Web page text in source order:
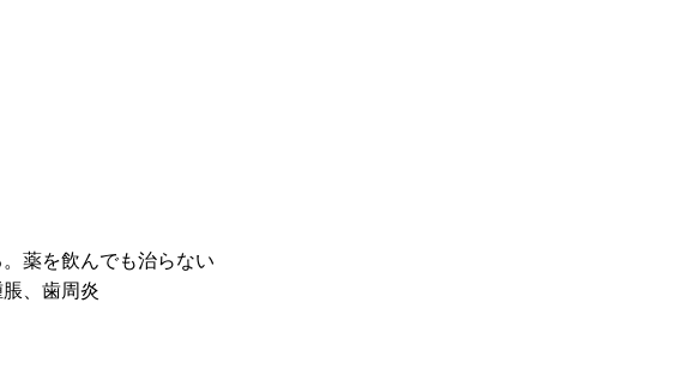
薬を飲んでも治らない
、歯周炎